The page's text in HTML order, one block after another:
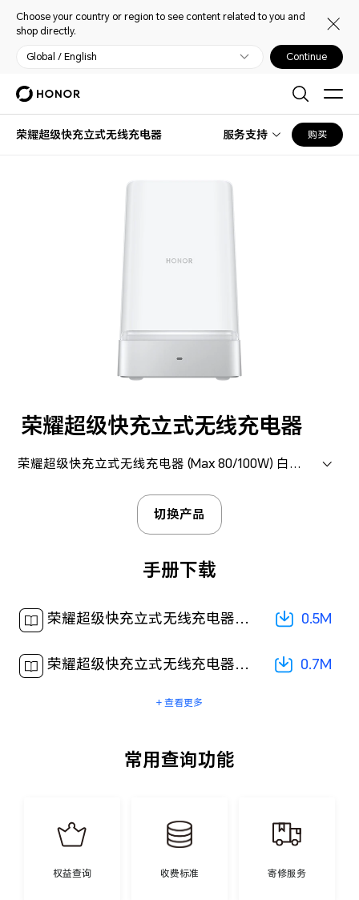
Choose your country or region to see content related to you and
shop directly.
Global / English Continue
荣耀超级快充立式无线充电器 服务支持 购买
荣耀超级快充立式无线充电器
荣耀超级快充立式无线充电器 (Max 80/100W) 白色 金属银
切换产品
手册下载
荣耀超级快充立式无线充电器（Max 100W） 产品重要信息[ 0.5M ] 0.5M
荣耀超级快充立式无线充电器（Max 80W） 快速入门-(01,zh-CN,Power-W06,L)[ 0.7M ] 0.7M
+ 查看更多
常用查询功能
权益查询 收费标准 寄修服务